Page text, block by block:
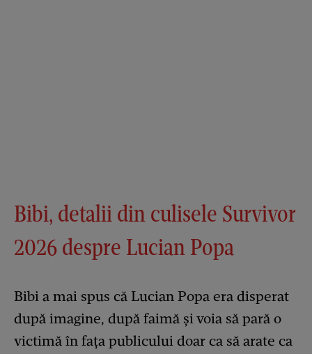
Bibi, detalii din culisele Survivor
2026 despre Lucian Popa
Bibi a mai spus că Lucian Popa era disperat
după imagine, după faimă și voia să pară o
victimă în fața publicului doar ca să arate ca